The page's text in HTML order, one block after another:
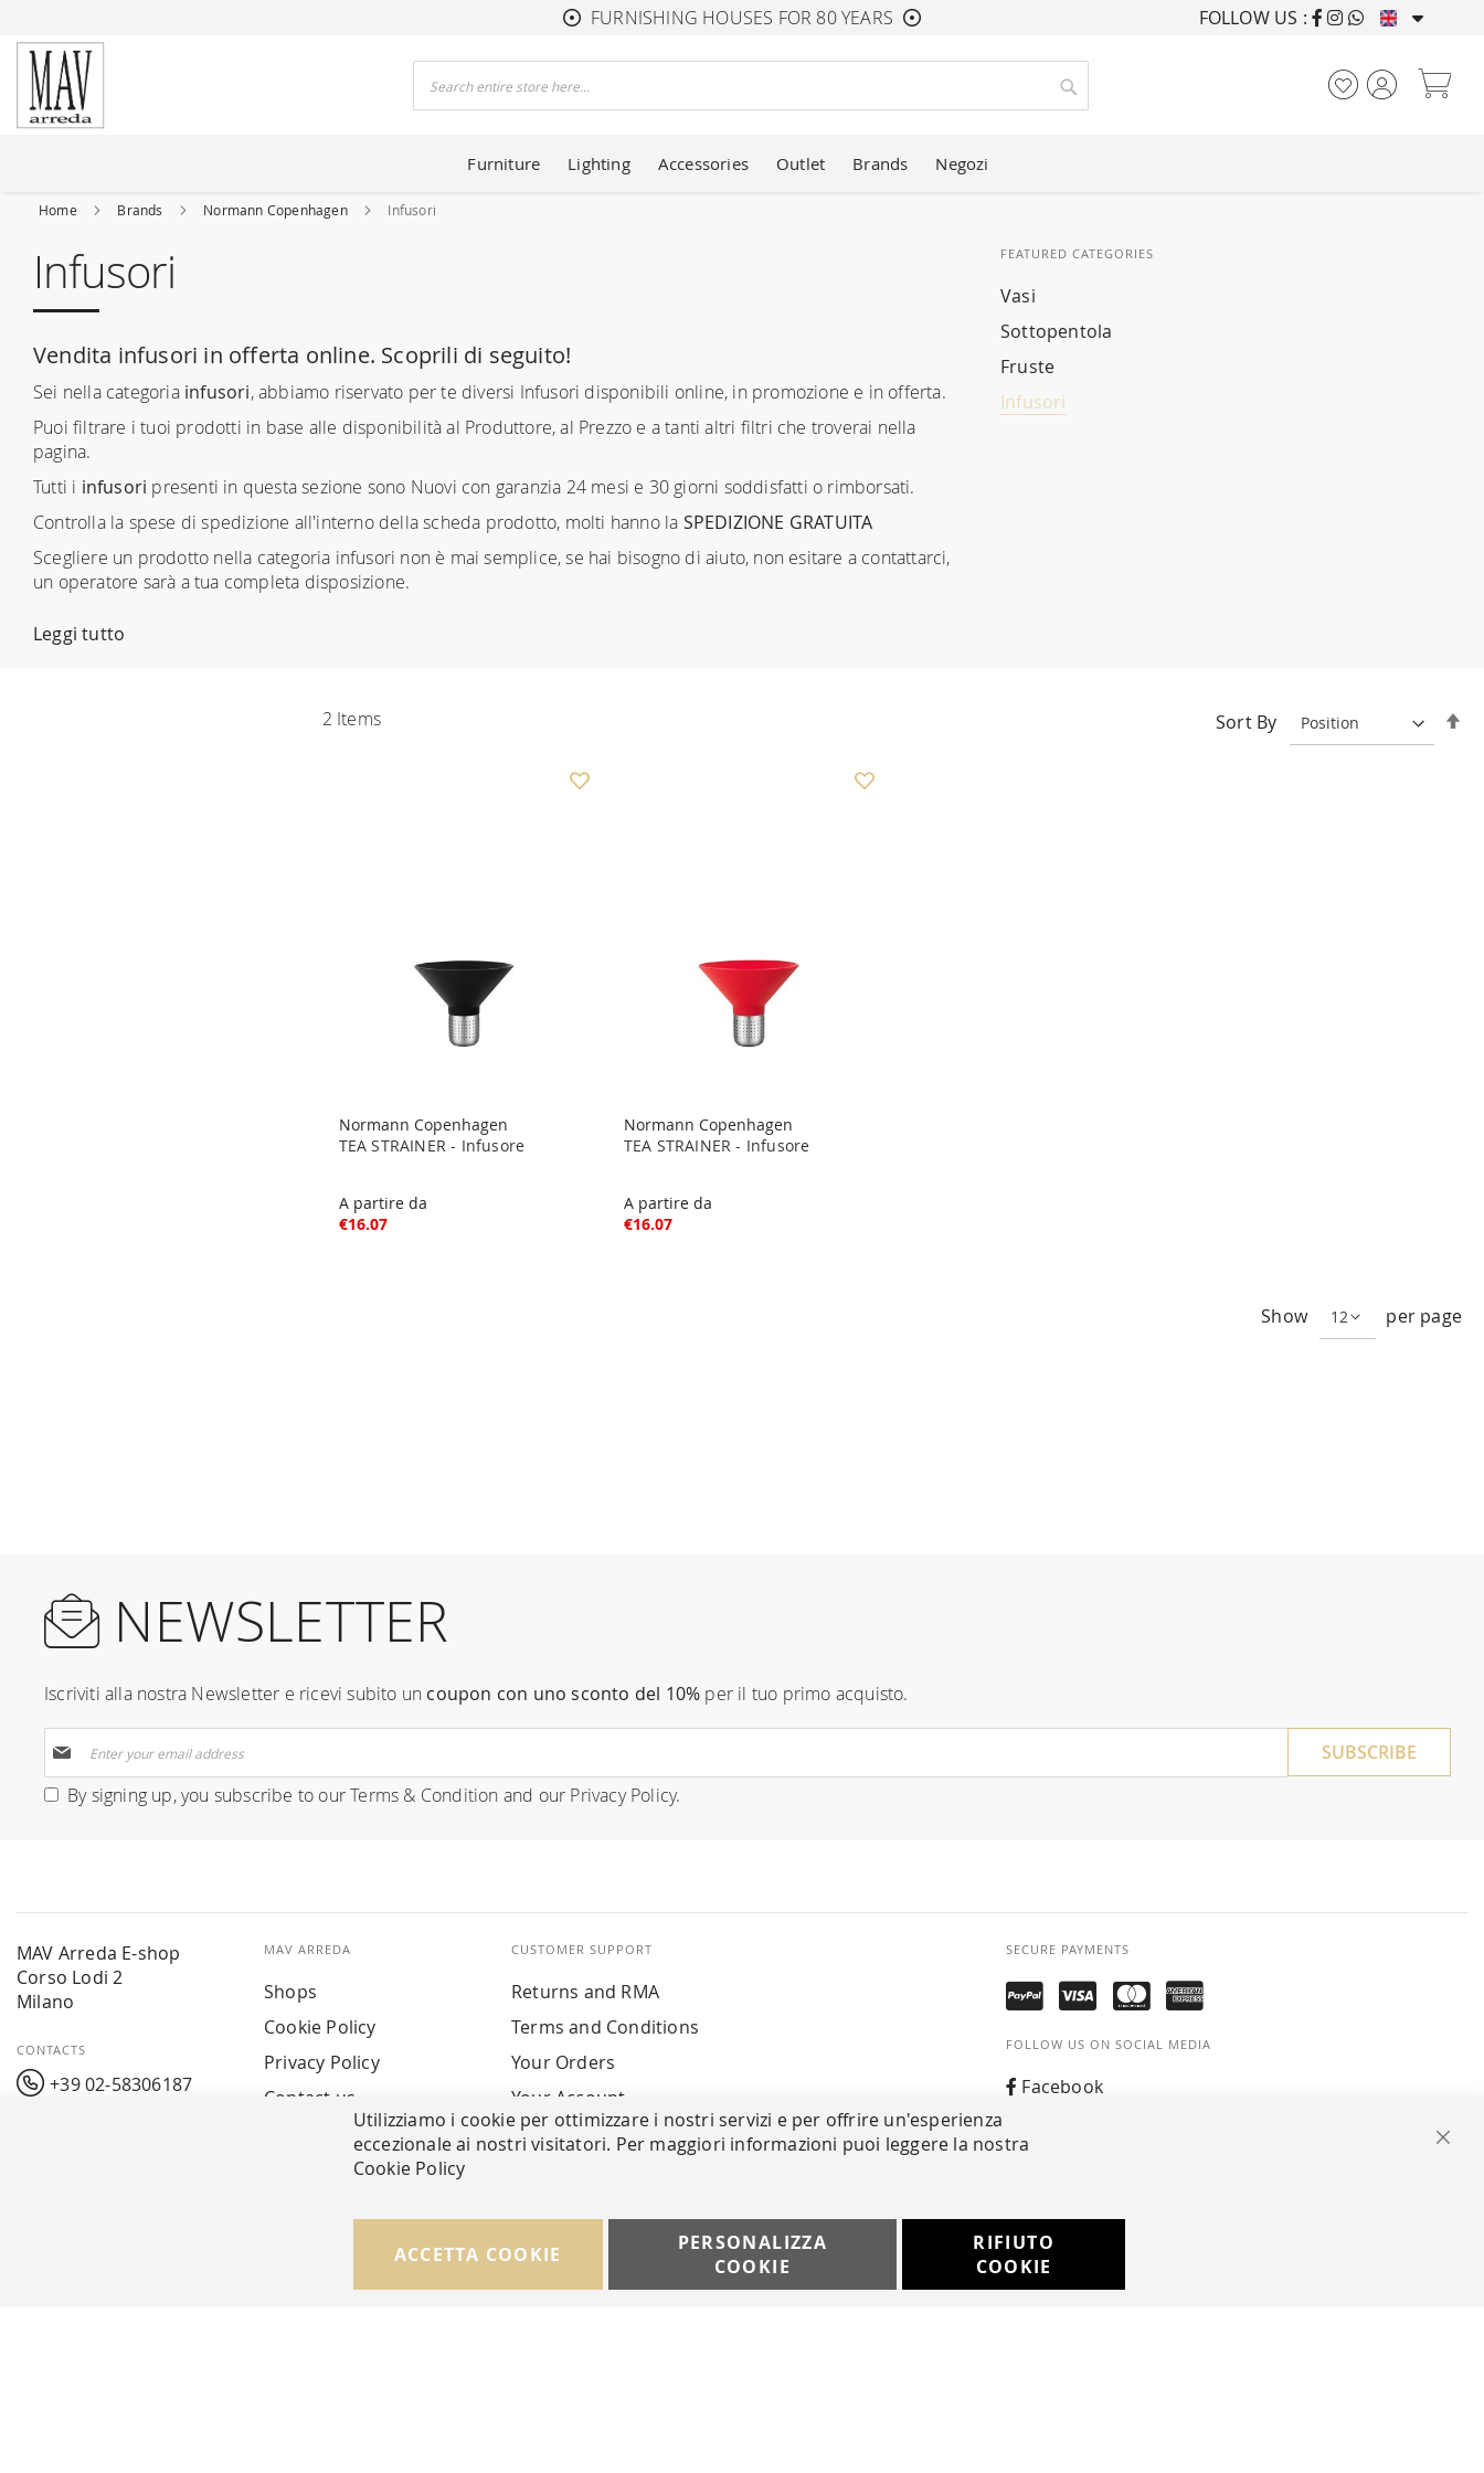
FURNISHING HOUSES FOR 80 YEARS FURNISHING HOUSES
FOLLOW US :
Search
Furniture Lighting Accessories Outlet Brands Negozi
Home Brands Normann Copenhagen Infusori
Infusori
Vendita infusori in offerta online. Scoprili di seguito!
Sei nella categoria infusori, abbiamo riservato per te diversi Infusori disponibili online, in promozione e in offerta.
Puoi filtrare i tuoi prodotti in base alle disponibilità al Produttore, al Prezzo e a tanti altri filtri che troverai nella
pagina.
Tutti i infusori presenti in questa sezione sono Nuovi con garanzia 24 mesi e 30 giorni soddisfatti o rimborsati.
Controlla la spese di spedizione all'interno della scheda prodotto, molti hanno la SPEDIZIONE GRATUITA
Scegliere un prodotto nella categoria infusori non è mai semplice, se hai bisogno di aiuto, non esitare a contattarci,
un operatore sarà a tua completa disposizione.
Leggi tutto
FEATURED CATEGORIES
Vasi
Sottopentola
Fruste
Infusori
2 Items Sort By
Normann Copenhagen
TEA STRAINER - Infusore
A partire da
€16.07
Normann Copenhagen
TEA STRAINER - Infusore
A partire da
€16.07
Show per page
NEWSLETTER
Iscriviti alla nostra Newsletter e ricevi subito un coupon con uno sconto del 10% per il tuo primo acquisto.
Up
for By signing up, you subscribe to ourTerms & Condition and our Privacy Policy.
SUBSCRIBE
MAV Arreda E-shop
Corso Lodi 2
Milano
CONTACTS
+39 02-58306187
MAV ARREDA
Shops
Cookie Policy
Privacy Policy
Contact us
CUSTOMER SUPPORT
Returns and RMA
Terms and Conditions
Your Orders
Your Account
SECURE PAYMENTS
FOLLOW US ON SOCIAL MEDIA
Facebook
Whatsapp
Utilizziamo i cookie per ottimizzare i nostri servizi e per offrire un'esperienza
eccezionale ai nostri visitatori. Per maggiori informazioni puoi leggere la nostra
Cookie Policy
ACCETTA COOKIE
PERSONALIZZA
COOKIE
RIFIUTO
COOKIE